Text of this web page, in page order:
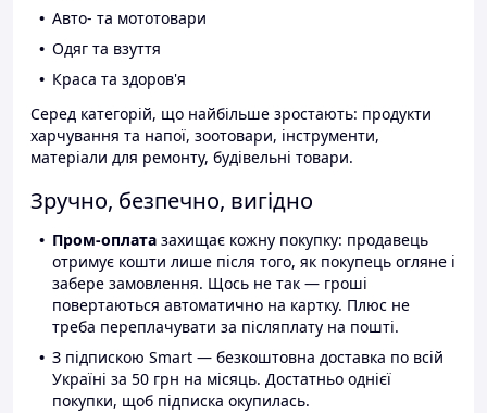
Авто- та мототовари
Одяг та взуття
Краса та здоров'я
Серед категорій, що найбільше зростають: продукти
харчування та напої, зоотовари, інструменти,
матеріали для ремонту, будівельні товари.
Зручно, безпечно, вигідно
Пром-оплата захищає кожну покупку: продавець
отримує кошти лише після того, як покупець огляне і
забере замовлення. Щось не так — гроші
повертаються автоматично на картку. Плюс не
треба переплачувати за післяплату на пошті.
З підпискою Smart — безкоштовна доставка по всій
Україні за 50 грн на місяць. Достатньо однієї
покупки, щоб підписка окупилась.